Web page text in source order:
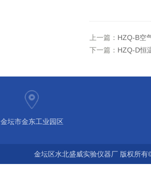
上一篇： HZQ-B空
下一篇： HZQ-D恒
金坛市金东工业园区
金坛区水北盛威实验仪器厂 版权所